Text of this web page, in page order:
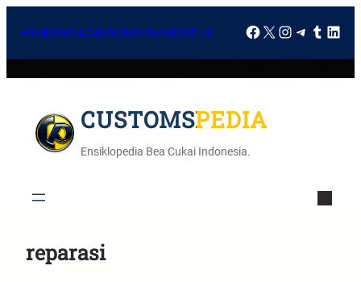
HOMEDOWNLOADFAQKONTAKABOUT US
CUSTOMSPEDIA
Ensiklopedia Bea Cukai Indonesia.
reparasi